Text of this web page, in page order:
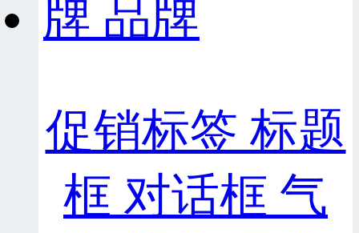
促销标签 标题
框 对话框 气